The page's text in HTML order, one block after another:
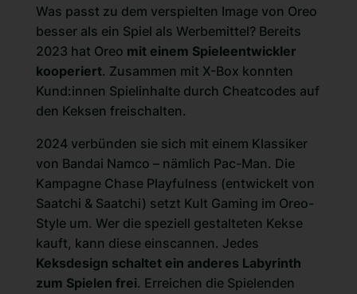
Was passt zu dem verspielten Image von Oreo
besser als ein Spiel als Werbemittel? Bereits
2023 hat Oreo mit einem Spieleentwickler
kooperiert. Zusammen mit X-Box konnten
Kund:innen Spielinhalte durch Cheatcodes auf
den Keksen freischalten.
2024 verbünden sie sich mit einem Klassiker
von Bandai Namco – nämlich Pac-Man. Die
Kampagne Chase Playfulness (entwickelt von
Saatchi & Saatchi) setzt Kult Gaming im Oreo-
Style um. Wer die speziell gestalteten Kekse
kauft, kann diese einscannen. Jedes
Keksdesign schaltet ein anderes Labyrinth
zum Spielen frei. Erreichen die Spielenden